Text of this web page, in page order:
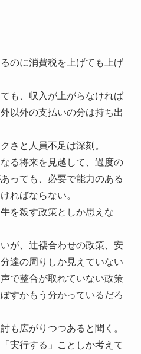
のに消費税を上げても上げ
も、収入が上がらなければ
以外の支払いの分は持ち出
さと人員不足は深刻。
る将来を見越して、過度の
っても、必要で能力のある
ればならない。
を殺す政策としか思えな
が、辻褄合わせの政策、安
達の周りしか見えていない
で整合が取れていない政策
すかもう分かっているだろ
も広がりつつあると聞く。
実行する」ことしか考えて